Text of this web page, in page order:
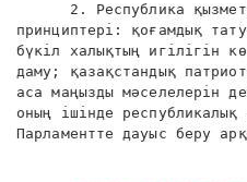
2. Республика
принциптері: қоғамдық
бүкіл халықтың игілігін
даму; қазақстандық
аса маңызды мәселелерін
оның ішінде республикалық
Парламентте дауыс беру